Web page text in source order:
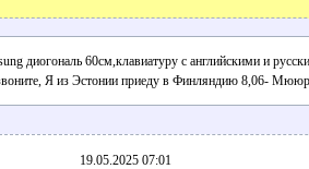
диогональ 60см,клавиатуру с английскими и
Я из Эстонии приеду в Финляндию 8,06-
19.05.2025 07:01